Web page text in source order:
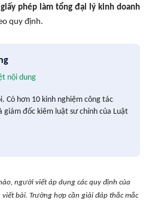
giấy phép làm tổng đại lý kinh doanh
quy định.
nội dung
Có hơn 10 kinh nghiệm công tác
đốc kiêm luật sư chính của Luật
người viết áp dụng các quy định của
bài. Trường hợp cần giải đáp thắc mắc